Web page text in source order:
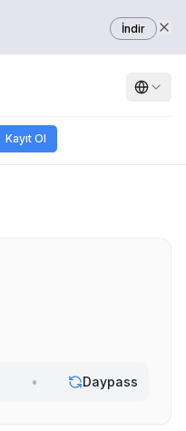
İndir
Kayıt Ol
• Daypass